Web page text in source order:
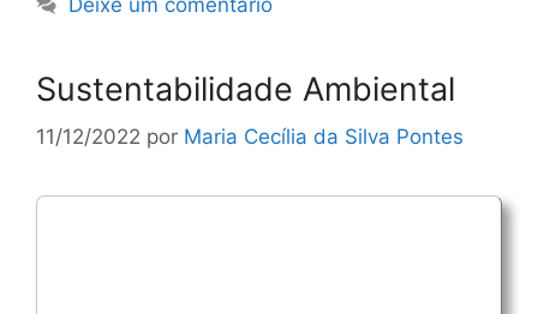
Sustentabilidade Ambiental
11/12/2022 por Maria Cecília da Silva Pontes